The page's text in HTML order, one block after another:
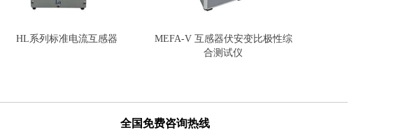
HL系列标准电流互感器
MEFA-V 互感器伏安变比极性综
合测试仪
全国免费咨询热线